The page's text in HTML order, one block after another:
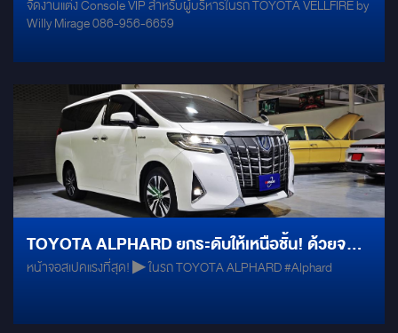
เล่นส่วนตัวระดับเฟิร์สคลาส"
จัดงานแต่ง Console VIP สำหรับผู้บริหารในรถ TOYOTA VELLFIRE by
Willy Mirage 086-956-6659
TOYOTA ALPHARD ยกระดับให้เหนือชั้น! ด้วยจอ
แอนดรอยด์สเปกแรงที่สุด RAM 12GB/ROM
หน้าจอสเปคแรงที่สุด! ▶ ในรถ TOYOTA ALPHARD #Alphard